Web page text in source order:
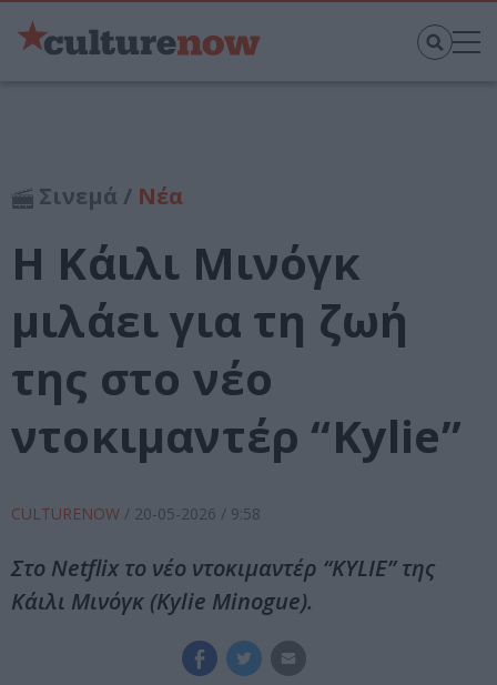
Σινεμά / Νέα
H Κάιλι Μινόγκ
μιλάει για τη ζωή
της στο νέο
ντοκιμαντέρ “Kylie”
CULTURENOW / 20-05-2026 / 9:58
Στο Netflix το νέο ντοκιμαντέρ “KYLIE” της
Κάιλι Μινόγκ (Kylie Minogue).